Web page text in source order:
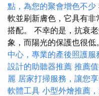
點，為您的聚會增色不少
軟並刷新膚色，它具有
搭配。 不幸的是，抗衰
象，而陽光的保護也很低
中心，專業的產後照護服
設計的助聽器推薦 推薦
麗 居家打掃服務，讓您
軟體工具 小型外燴推薦